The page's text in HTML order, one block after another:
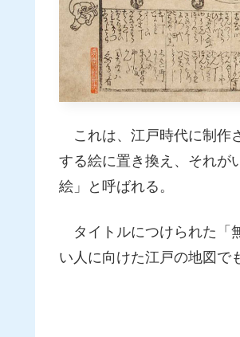
これは、江戸時代に制作
する絵に置き換え、それが
絵」と呼ばれる。
タイトルにつけられた「
い人に向けた江戸の地図で